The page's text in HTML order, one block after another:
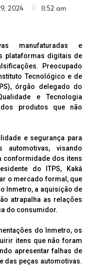
2024
11:52 am
manufaturadas e
plataformas digitais de
Preocupado
Tecnológico e de
órgão delegado do
e Tecnologia
produtos que não
e segurança para
automotivas, visando
conformidade dos itens
do ITPS, Kaká
o mercado formal, que
Inmetro, a aquisição de
atrapalha as relações
do consumidor.
do Inmetro, os
itens que não foram
apresentar falhas de
das peças automotivas.